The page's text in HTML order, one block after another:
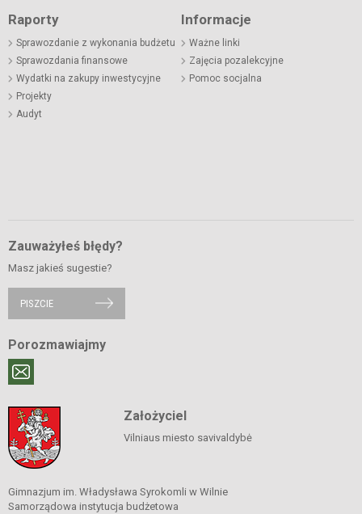
Raporty
Sprawozdanie z wykonania budżetu
Sprawozdania finansowe
Wydatki na zakupy inwestycyjne
Projekty
Audyt
Informacje
Ważne linki
Zajęcia pozalekcyjne
Pomoc socjalna
Zauważyłeś błędy?
Masz jakieś sugestie?
PISZCIE
Porozmawiajmy
Założyciel
Vilniaus miesto savivaldybė
Gimnazjum im. Władysława Syrokomli w Wilnie
Samorządowa instytucja budżetowa